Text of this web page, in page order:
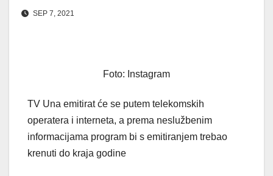
SEP 7, 2021
Foto: Instagram
TV Una emitirat će se putem telekomskih
operatera i interneta, a prema neslužbenim
informacijama program bi s emitiranjem trebao
krenuti do kraja godine